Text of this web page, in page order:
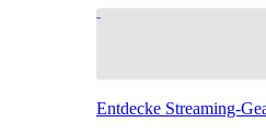
Entdecke Streaming-